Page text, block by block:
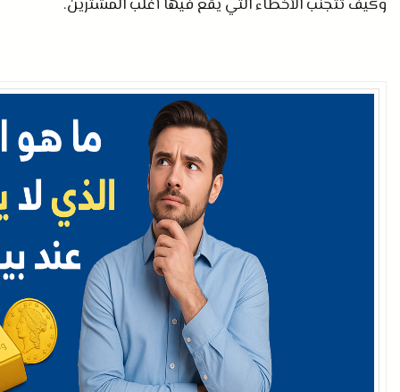
وكيف تتجنب الأخطاء التي يقع فيها أغلب المشترين.